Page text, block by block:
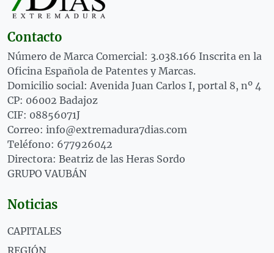
Contacto
Número de Marca Comercial: 3.038.166 Inscrita en la
Oficina Española de Patentes y Marcas.
Domicilio social: Avenida Juan Carlos I, portal 8, nº 4
CP: 06002 Badajoz
CIF: 08856071J
Correo: info@extremadura7dias.com
Teléfono: 677926042
Directora: Beatriz de las Heras Sordo
GRUPO VAUBÁN
Noticias
CAPITALES